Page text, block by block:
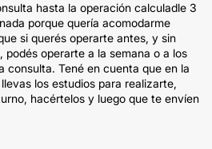
hasta la operación calculadle 3
porque quería acomodarme
si querés operarte antes, y sin
podés operarte a la semana o a los
consulta. Tené en cuenta que en la
los estudios para realizarte,
hacértelos y luego que te envíen